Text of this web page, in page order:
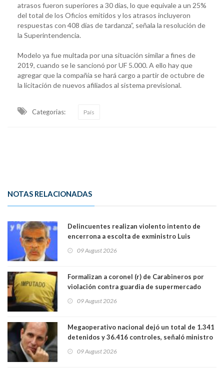
atrasos fueron superiores a 30 días, lo que equivale a un 25%
del total de los Oficios emitidos y los atrasos incluyeron
respuestas con 408 días de tardanza”, señala la resolución de
la Superintendencia.
Modelo ya fue multada por una situación similar a fines de
2019, cuando se le sancionó por UF 5.000. A ello hay que
agregar que la compañía se hará cargo a partir de octubre de
la licitación de nuevos afiliados al sistema previsional.
Categorias: País
NOTAS RELACIONADAS
Delincuentes realizan violento intento de
encerrona a escolta de exministro Luis
Lo Espejo
09 August 2026
Formalizan a coronel (r) de Carabineros por
violación contra guardia de supermercado
09 August 2026
Megaoperativo nacional dejó un total de 1.341
detenidos y 36.416 controles, señaló ministro
09 August 2026